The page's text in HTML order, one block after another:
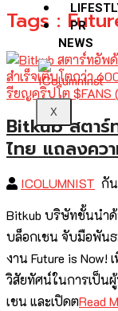
PR
NEWS
X
Tags :
Bitkub สตาร์
ไทย แถลงควา
ICOLUMNIST กั
Bitkub บริษัทชั้นนำ
บล็อกเชน จับมือพัน
งาน Future is
วิสัยทัศน์ในการเป็น
เชน และเปิดตRead